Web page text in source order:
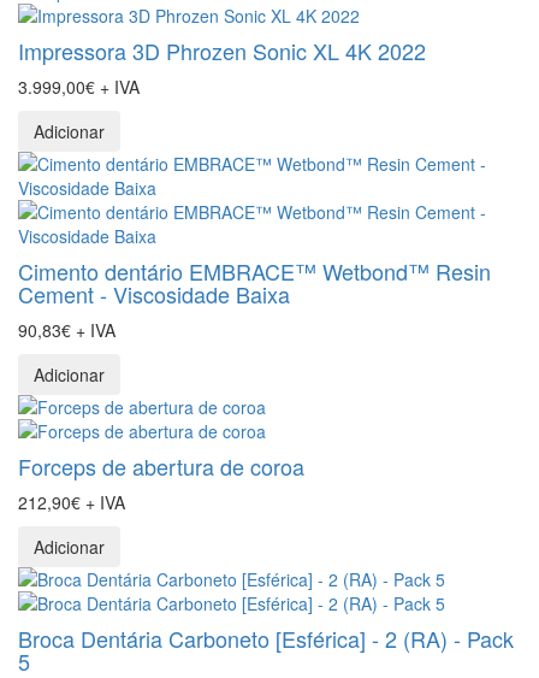
Impressora 3D Phrozen Sonic XL 4K 2022
3.999,00€ + IVA
Adicionar
Cimento dentário EMBRACE™ Wetbond™ Resin
Cement - Viscosidade Baixa
90,83€ + IVA
Adicionar
Forceps de abertura de coroa
212,90€ + IVA
Adicionar
Broca Dentária Carboneto [Esférica] - 2 (RA) - Pack
5